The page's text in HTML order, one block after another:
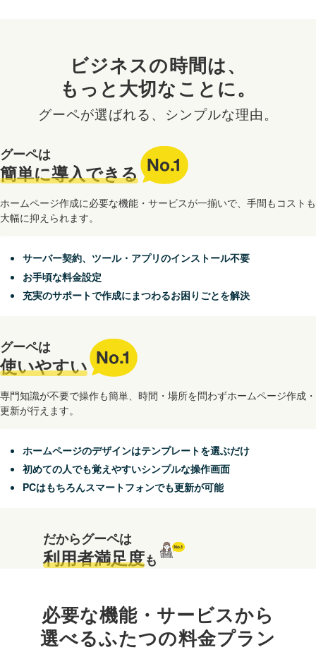
ビジネスの時間は、
もっと大切なことに。
グーペが選ばれる、シンプルな理由。
グーペは
簡単に導入できる
ホームページ作成に必要な機能・サービスが一揃いで、手間もコストも
大幅に抑えられます。
サーバー契約、ツール・アプリのインストール不要
お手頃な料金設定
充実のサポートで作成にまつわるお困りごとを解決
グーペは
使いやすい
専門知識が不要で操作も簡単、時間・場所を問わずホームページ作成・
更新が行えます。
ホームページのデザインはテンプレートを選ぶだけ
初めての人でも覚えやすいシンプルな操作画面
PCはもちろんスマートフォンでも更新が可能
だからグーペは
利用者満足度も
必要な機能・サービスから
選べるふたつの料金プラン